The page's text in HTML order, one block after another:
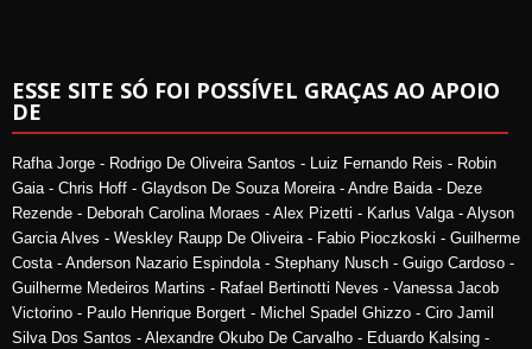
ESSE SITE SÓ FOI POSSÍVEL GRAÇAS AO APOIO
DE
Rafha Jorge - Rodrigo De Oliveira Santos - Luiz Fernando Reis - Robin
Gaia - Chris Hoff - Glaydson De Souza Moreira - Andre Baida - Deze
Rezende - Deborah Carolina Moraes - Alex Pizetti - Karlus Valga - Alyson
Garcia Alves - Weskley Raupp De Oliveira - Fabio Pioczkoski - Guilherme
Costa - Anderson Nazario Espindola - Stephany Nusch - Guigo Cardoso -
Guilherme Medeiros Martins - Rafael Bertinotti Neves - Vanessa Jacob
Victorino - Paulo Henrique Borgert - Michel Spadel Ghizzo - Ciro Jamil
Silva Dos Santos - Alexandre Okubo De Carvalho - Eduardo Kalsing -